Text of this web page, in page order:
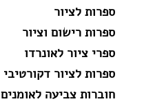
ספרות לציור
ספרות רישום וציור
ספרי ציור לאונרדו
ספרות לציור דקורטיבי
חוברות צביעה לאומנים